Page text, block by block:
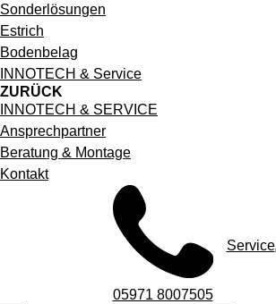
Sonderlösungen
Estrich
Bodenbelag
INNOTECH & Service
ZURÜCK
INNOTECH & SERVICE
Ansprechpartner
Beratung & Montage
Kontakt
05971 8007505
Service
WIR SIND INNOTECH